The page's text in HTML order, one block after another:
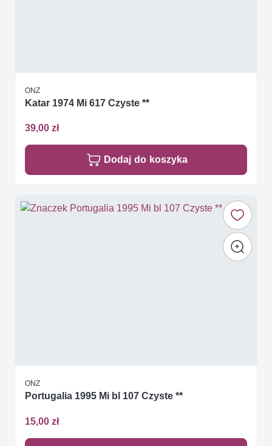
ONZ
Katar 1974 Mi 617 Czyste **
39,00 zł
Dodaj do koszyka
ONZ
Portugalia 1995 Mi bl 107 Czyste **
15,00 zł